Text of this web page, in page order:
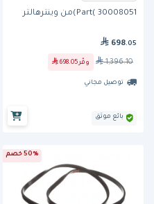
Part( 30008051)من وينترهالتر
698.05
1,396.10 وفّر 698.05
توصيل مجاني
بائع موثق
50% خصم